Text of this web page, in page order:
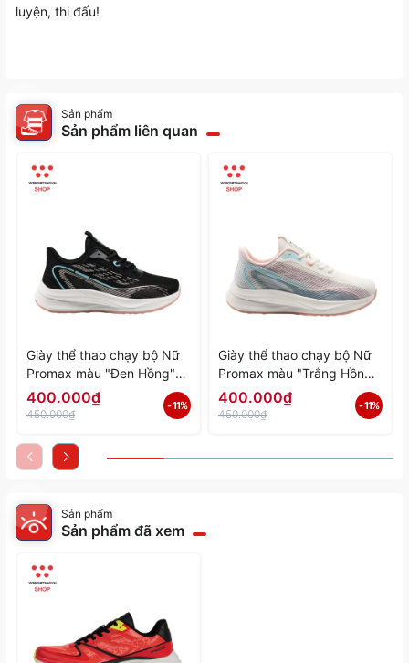
luyện, thi đấu!
Sản phẩm
Sản phẩm liên quan
Giày thể thao chạy bộ Nữ
Promax màu "Đen Hồng"
PR-2206-06 - Hàng Chính
Hãng
400.000₫
450.000₫
- 11%
Giày thể thao chạy bộ Nữ
Promax màu "Trắng Hồng"
PR-2206-05 - Hàng Chính
Hãng
400.000₫
450.000₫
- 11%
Sản phẩm
Sản phẩm đã xem